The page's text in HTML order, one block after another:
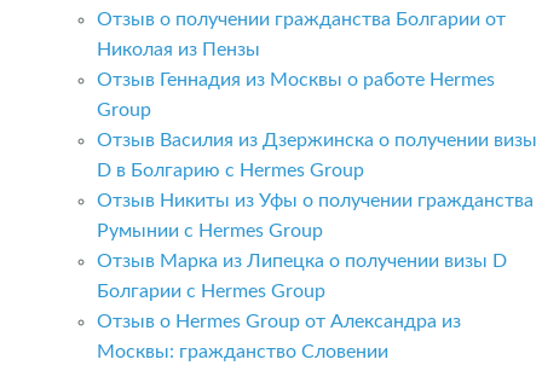
Отзыв о получении гражданства Болгарии от
Николая из Пензы
Отзыв Геннадия из Москвы о работе Hermes
Group
Отзыв Василия из Дзержинска о получении визы
D в Болгарию с Hermes Group
Отзыв Никиты из Уфы о получении гражданства
Румынии с Hermes Group
Отзыв Марка из Липецка о получении визы D
Болгарии с Hermes Group
Отзыв о Hermes Group от Александра из
Москвы: гражданство Словении